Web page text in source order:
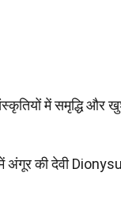
में समृद्धि और
अंगूर की देवी